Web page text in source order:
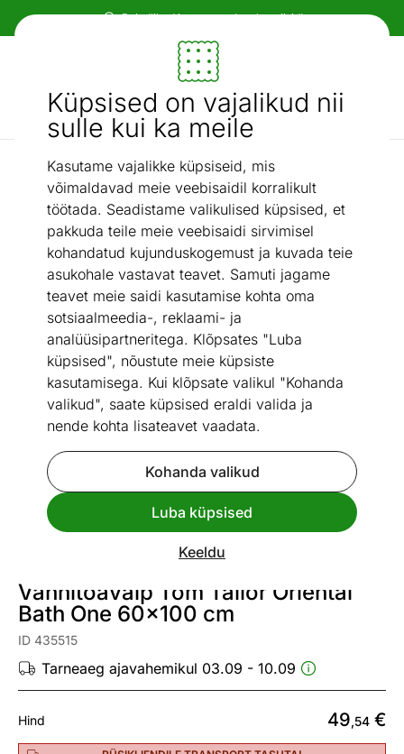
Küpsised on vajalikud nii
sulle kui ka meile
Kasutame vajalikke küpsiseid, mis
võimaldavad meie veebisaidil korralikult
töötada. Seadistame valikulised küpsised, et
pakkuda teile meie veebisaidi sirvimisel
kohandatud kujunduskogemust ja kuvada teie
asukohale vastavat teavet. Samuti jagame
teavet meie saidi kasutamise kohta oma
sotsiaalmeedia-, reklaami- ja
analüüsipartneritega. Klõpsates "Luba
küpsised", nõustute meie küpsiste
kasutamisega. Kui klõpsate valikul "Kohanda
valikud", saate küpsised eraldi valida ja
nende kohta lisateavet vaadata.
Kohanda valikud
Luba küpsised
Keeldu
Paindlikud ja mugavad makseviisid!
Mööbel ja sisustus - ON24
Otsi...
AI otsing
Vannitoavaibad
Vannitoavaip Tom Tailor Oriental Bath One 60x100 cm
Mõõtmed Vaata sarnaseid
Vannitoavaip Tom Tailor Oriental
Bath One 60x100 cm
ID 435515
Tarneaeg ajavahemikul 03.09 - 10.09
Hind 49,54 €